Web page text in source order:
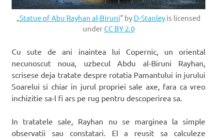
„Statue of Abu Rayhan al-Biruni” by D-Stanley is licensed
underCC BY 2.0
Cu sute de ani inaintea lui Copernic, un oriental
necunoscut noua, uzbecul Abdu al-Biruni Rayhan,
scrisese deja tratate despre rotatia Pamantului in jurului
Soarelui si chiar in jurul propriei sale axe, fara ca vreo
inchizitie sa-l fi ars pe rug pentru descoperirea sa.
In tratatele sale, Rayhan nu se marginea la simple
observatii sau constatari. El a reusit sa calculeze